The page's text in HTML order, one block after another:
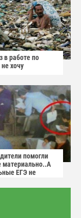
в работе по
хочу
помогли
материально..А
ЕГЭ не